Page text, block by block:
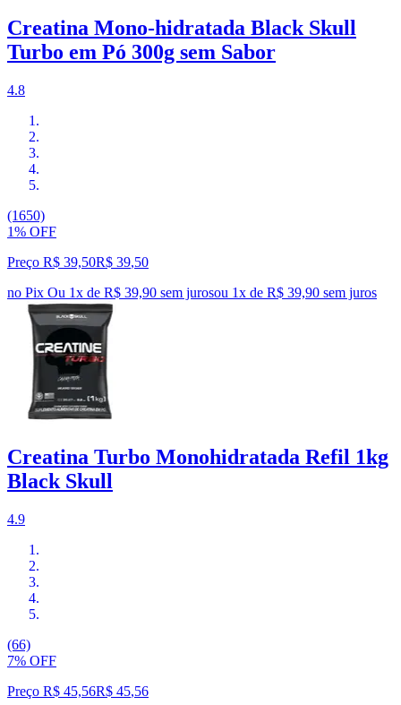
Creatina Mono-hidratada Black Skull
Turbo em Pó 300g sem Sabor
4.8
(1650)
1% OFF
Preço R$ 39,50R$ 39,50
no Pix Ou 1x de R$ 39,90 sem jurosou 1x de R$ 39,90 sem juros
Creatina Turbo Monohidratada Refil 1kg
Black Skull
4.9
(66)
7% OFF
Preço R$ 45,56R$ 45,56